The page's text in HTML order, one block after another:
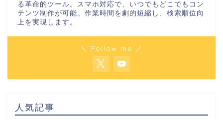
る革命的ツール。スマホ対応で、いつでもどこでもコン
テンツ制作が可能。作業時間を劇的短縮し、検索順位向
上を実現します。
＼ Follow me ／
人気記事